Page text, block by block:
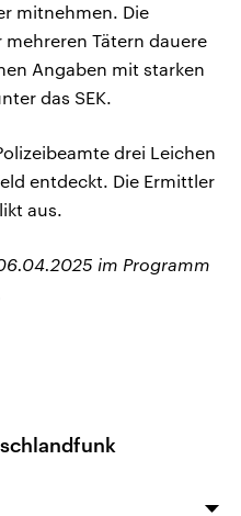
mitnehmen. Die
Tätern dauere
Angaben mit starken
das SEK.
drei Leichen
entdeckt. Die Ermittler
aus.
im Programm